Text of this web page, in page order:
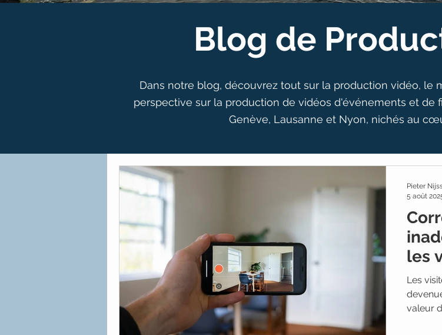
Blog de
Dans notre blog, découvrez tout sur la production vidéo, le
perspective sur la production de vidéos d'événements et de
Genève, Lausanne et Nyon, nichés au
les
Les
valeur
Pieter
5 août